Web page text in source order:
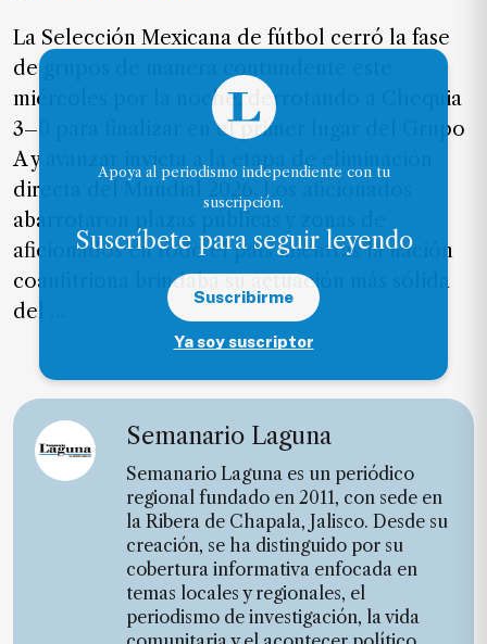
Real
Estate
Gente
PARA
SUSCRIPTORES
Edición
digital
Contáctanos
con
nosotros
Apoya al periodismo independiente con tu
suscripción.
Suscríbete para seguir leyendo
Suscribirme
Ya soy suscriptor
La Selección Mexicana de fútbol cerró la fase
de grupos de manera contundente este
miércoles por la noche, derrotando a Chequia
3–0 para finalizar en el primer lugar del Grupo
A y avanzar invicta a la etapa de eliminación
directa del Mundial 2026. Los aficionados
abarrotaron plazas públicas y zonas de
aficionados en todo el país mientras la nación
coanfitriona brindaba su actuación más sólida
del …
Semanario Laguna
Semanario Laguna es un periódico
regional fundado en 2011, con sede en
la Ribera de Chapala, Jalisco. Desde su
creación, se ha distinguido por su
cobertura informativa enfocada en
temas locales y regionales, el
periodismo de investigación, la vida